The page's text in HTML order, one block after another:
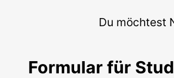
Du möchtest
Formular für